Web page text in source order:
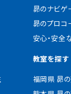
昴のナビゲ
昴のプロコ
安心・安全
教室を探す
福岡県 昴